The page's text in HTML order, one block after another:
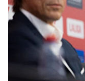
Oso es el
Banquillos
Sevilla Femenino